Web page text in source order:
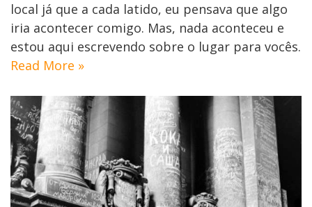
local já que a cada latido, eu pensava que algo
iria acontecer comigo. Mas, nada aconteceu e
estou aqui escrevendo sobre o lugar para vocês.
Read More »